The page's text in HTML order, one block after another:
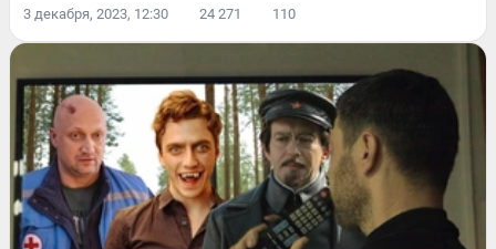
3 декабря, 2023, 12:30 24 271 110